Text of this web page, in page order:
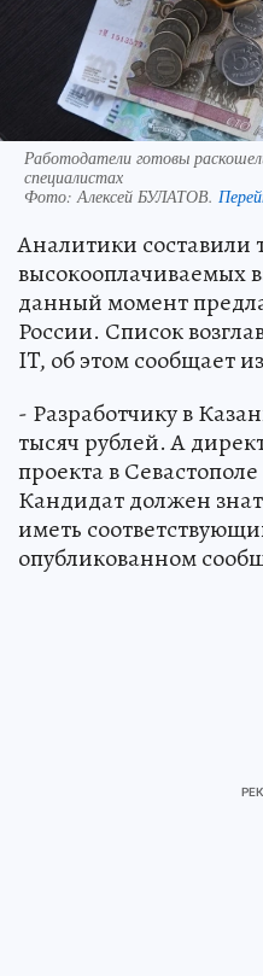
Работодатели готовы
специалистах
Фото:Алексей БУЛАТОВ.
Аналитики составили
высокооплачиваемых
данный момент
России. Список
IT, об этом сообщает
- Разработчику в
тысяч рублей. А
проекта в
Кандидат должен
иметь
опубликованном